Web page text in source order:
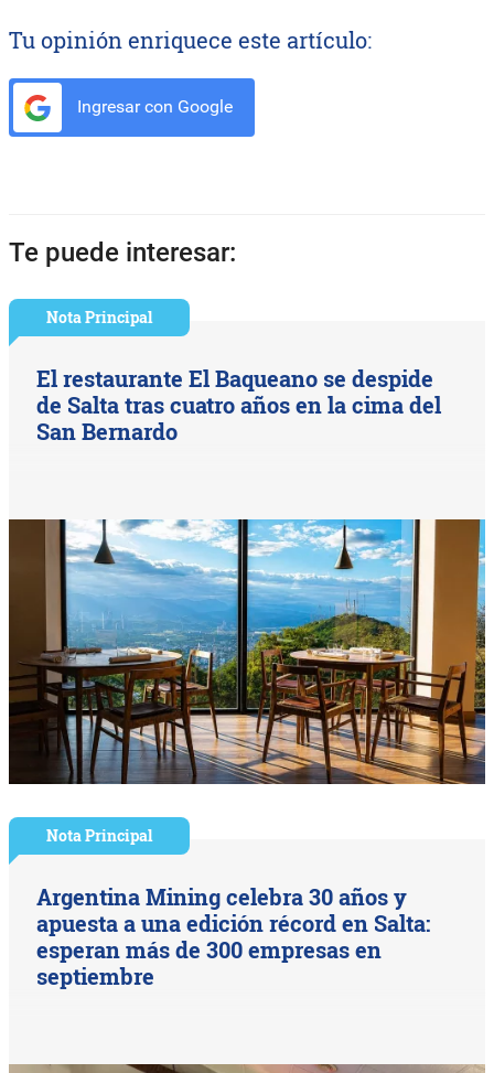
Tu opinión enriquece este artículo:
Ingresar con Google
Te puede interesar:
Nota Principal
El restaurante El Baqueano se despide
de Salta tras cuatro años en la cima del
San Bernardo
Nota Principal
Argentina Mining celebra 30 años y
apuesta a una edición récord en Salta:
esperan más de 300 empresas en
septiembre